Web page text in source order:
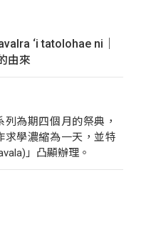
‘i tatolohae ni｜
由來
為期四個月的祭典，
求學濃縮為一天，並特
」凸顯辦理。